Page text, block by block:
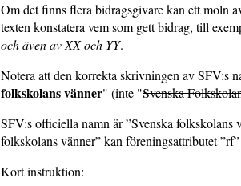
Om det finns flera bidragsgivare kan ett moln
texten konstatera vem som gett bidrag, till
och även av XX och YY.
Notera att den korrekta skrivningen av SFV:s
folkskolans vänner" (inte "Svenska
SFV:s officiella namn är ”Svenska folkskolans
folkskolans vänner” kan föreningsattributet
Kort instruktion: